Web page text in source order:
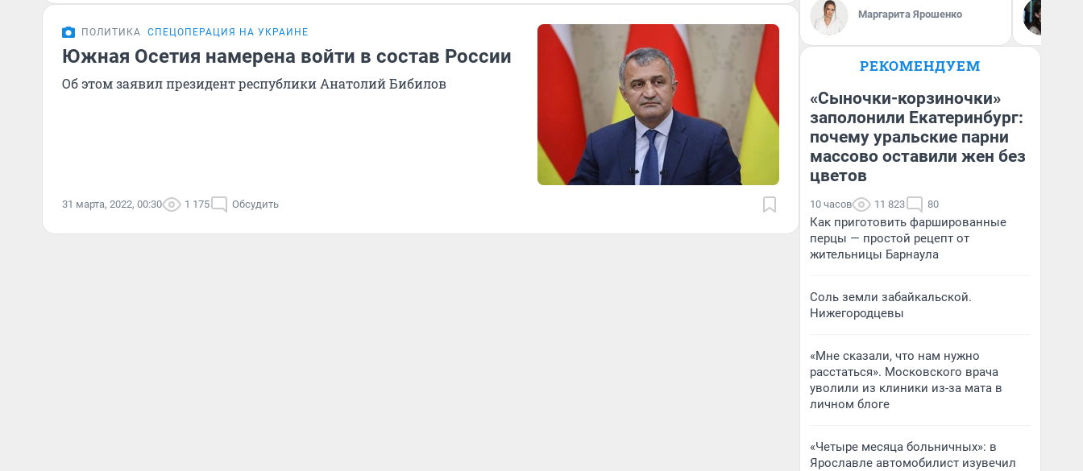
ПОЛИТИКА СПЕЦОПЕРАЦИЯ НА УКРАИНЕ
Южная Осетия намерена войти в состав России
Об этом заявил президент республики Анатолий Бибилов
31 марта, 2022, 00:30 1 175 Обсудить
Маргарита Ярошенко
РЕКОМЕНДУЕМ
«Сыночки-корзиночки»
заполонили Екатеринбург:
почему уральские парни
массово оставили жен без
цветов
10 часов 11 823 80
Как приготовить фаршированные
перцы — простой рецепт от
жительницы Барнаула
Соль земли забайкальской.
Нижегородцевы
«Мне сказали, что нам нужно
расстаться». Московского врача
уволили из клиники из-за мата в
личном блоге
«Четыре месяца больничных»: в
Ярославле автомобилист изувечил